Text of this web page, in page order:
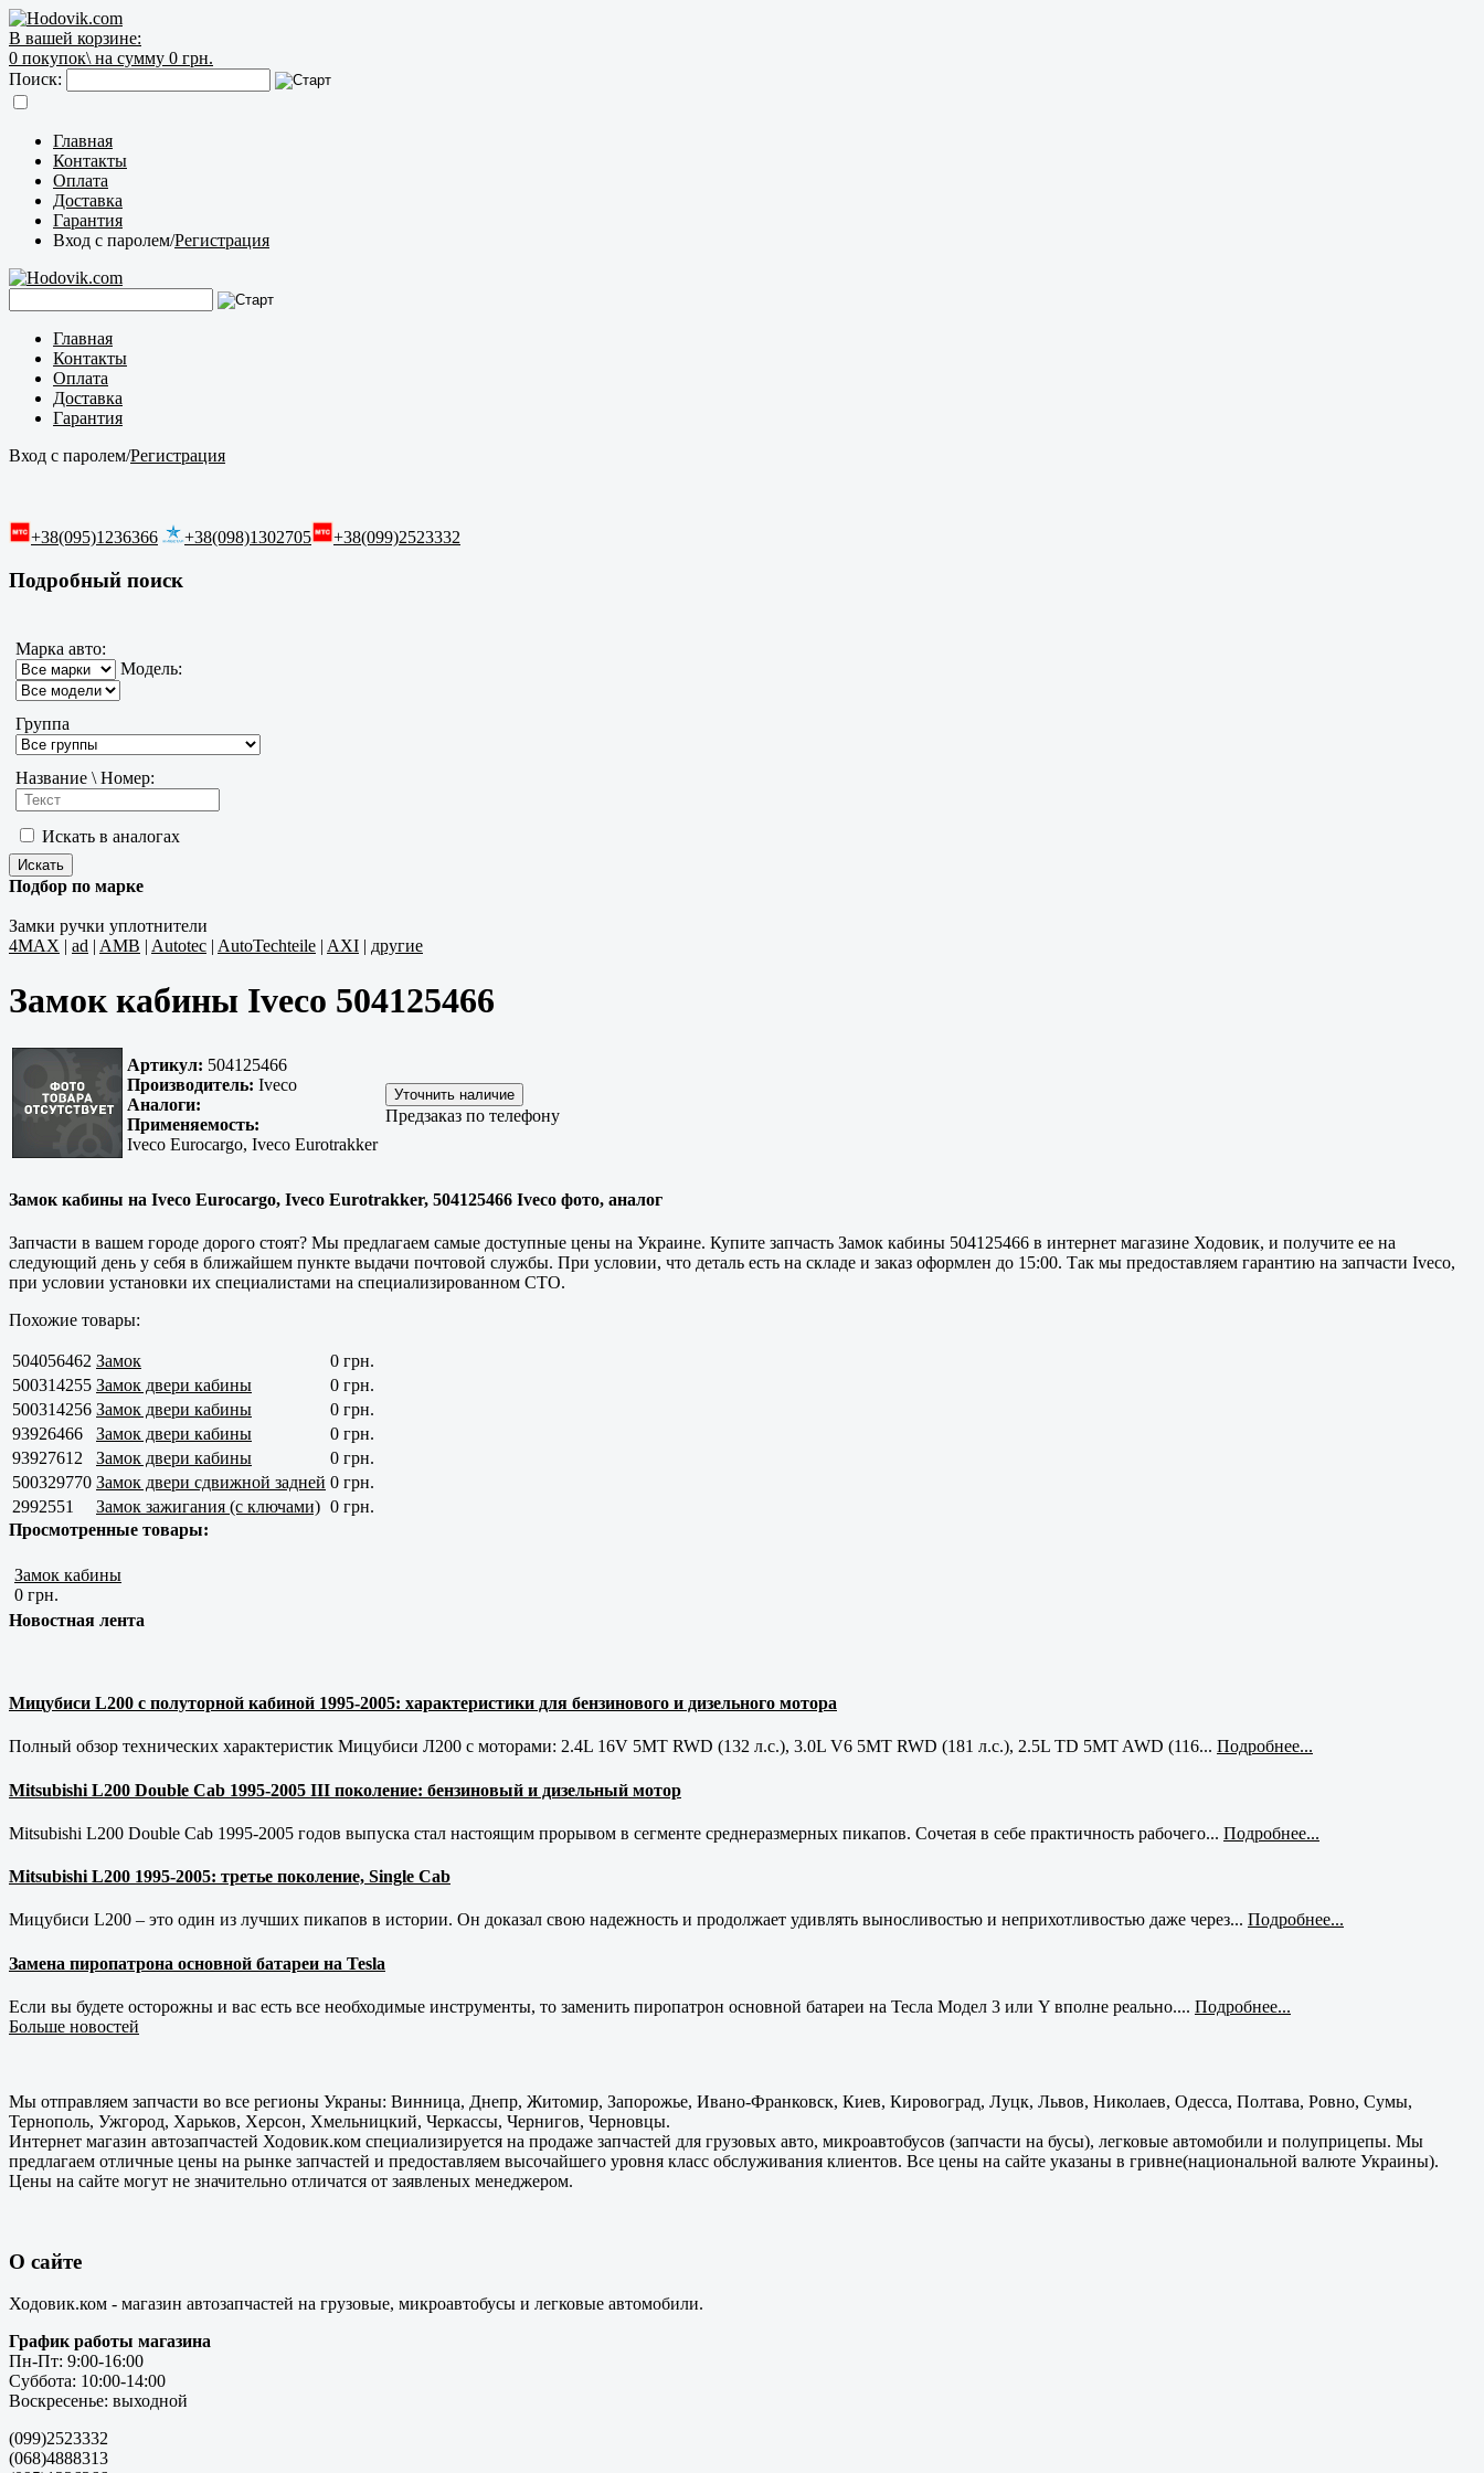
В вашей корзине:
0 покупок\ на сумму 0 грн.
Поиск:
Главная
Контакты
Оплата
Доставка
Гарантия
Вход с паролем/Регистрация
Главная
Контакты
Оплата
Доставка
Гарантия
Вход с паролем/Регистрация
+38(095)1236366 +38(098)1302705 +38(099)2523332
Подробный поиск
Марка авто:
Модель:
Группа
Название \ Номер:
Искать в аналогах
Подбор по марке
Замки ручки уплотнители
4MAX | ad | AMB | Autotec | AutoTechteile | AXI | другие
Замок кабины Iveco 504125466
Артикул: 504125466
Производитель: Iveco
Аналоги:
Применяемость:
Iveco Eurocargo, Iveco Eurotrakker
Предзаказ по телефону
Замок кабины на Iveco Eurocargo, Iveco Eurotrakker, 504125466 Iveco фото, аналог
Запчасти в вашем городе дорого стоят? Мы предлагаем самые доступные цены на Украине. Купите запчасть Замок кабины 504125466 в интернет магазине Ходовик, и получите ее на
следующий день у себя в ближайшем пункте выдачи почтовой службы. При условии, что деталь есть на складе и заказ оформлен до 15:00. Так мы предоставляем гарантию на запчасти Iveco,
при условии установки их специалистами на специализированном СТО.
Похожие товары:
504056462 Замок
0 грн.
500314255 Замок двери кабины
0 грн.
500314256 Замок двери кабины
0 грн.
93926466
Замок двери кабины
0 грн.
93927612
Замок двери кабины
0 грн.
500329770 Замок двери сдвижной задней 0 грн.
2992551
Замок зажигания (с ключами) 0 грн.
Просмотренные товары:
Замок кабины
0 грн.
Новостная лента
Мицубиси L200 с полуторной кабиной 1995-2005: характеристики для бензинового и дизельного мотора
Полный обзор технических характеристик Мицубиси Л200 с моторами: 2.4L 16V 5MT RWD (132 л.с.), 3.0L V6 5MT RWD (181 л.с.), 2.5L TD 5MT AWD (116... Подробнее...
Mitsubishi L200 Double Cab 1995-2005 III поколение: бензиновый и дизельный мотор
Mitsubishi L200 Double Cab 1995-2005 годов выпуска стал настоящим прорывом в сегменте среднеразмерных пикапов. Сочетая в себе практичность рабочего... Подробнее...
Mitsubishi L200 1995-2005: третье поколение, Single Cab
Мицубиси L200 – это один из лучших пикапов в истории. Он доказал свою надежность и продолжает удивлять выносливостью и неприхотливостью даже через... Подробнее...
Замена пиропатрона основной батареи на Tesla
Если вы будете осторожны и вас есть все необходимые инструменты, то заменить пиропатрон основной батареи на Тесла Модел 3 или Y вполне реально.... Подробнее...
Больше новостей
Мы отправляем запчасти во все регионы Украны: Винница, Днепр, Житомир, Запорожье, Ивано-Франковск, Киев, Кировоград, Луцк, Львов, Николаев, Одесса, Полтава, Ровно, Сумы,
Тернополь, Ужгород, Харьков, Херсон, Хмельницкий, Черкассы, Чернигов, Черновцы.
Интернет магазин автозапчастей Ходовик.ком специализируется на продаже запчастей для грузовых авто, микроавтобусов (запчасти на бусы), легковые автомобили и полуприцепы. Мы
предлагаем отличные цены на рынке запчастей и предоставляем высочайшего уровня класс обслуживания клиентов. Все цены на сайте указаны в гривне(национальной валюте Украины).
Цены на сайте могут не значительно отличатся от заявленых менеджером.
О сайте
Ходовик.ком - магазин автозапчастей на грузовые, микроавтобусы и легковые автомобили.
График работы магазина
Пн-Пт: 9:00-16:00
Суббота: 10:00-14:00
Воскресенье: выходной
(099)2523332
(068)4888313